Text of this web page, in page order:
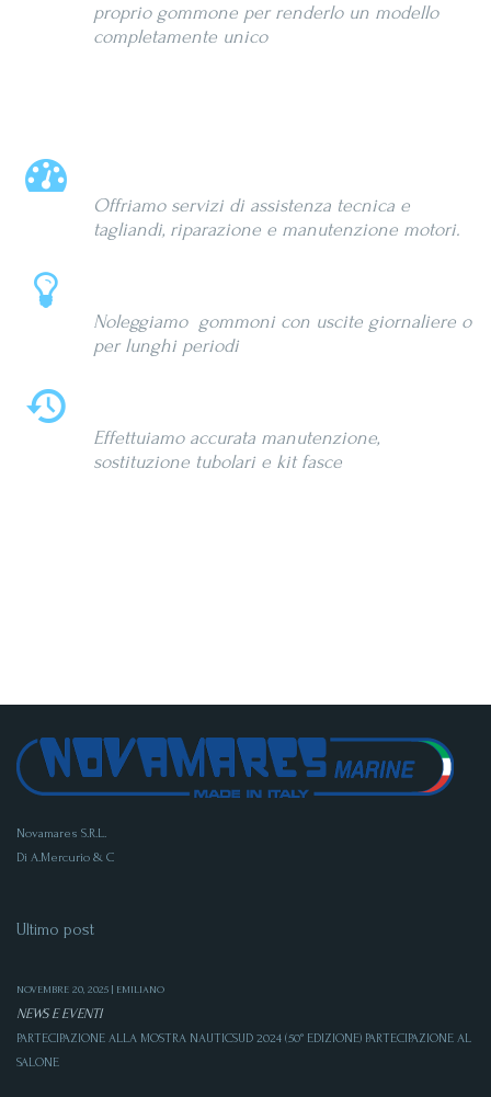
proprio gommone per renderlo un modello
completamente unico
Offriamo servizi di assistenza tecnica e
tagliandi, riparazione e manutenzione motori.
Noleggiamo gommoni con uscite giornaliere o
per lunghi periodi
Effettuiamo accurata manutenzione,
sostituzione tubolari e kit fasce
Novamares S.R.L.
Di A.Mercurio & C
Ultimo post
NOVEMBRE 20, 2025 | EMILIANO
NEWS E EVENTI
PARTECIPAZIONE ALLA MOSTRA NAUTICSUD 2024 (50° EDIZIONE) PARTECIPAZIONE AL
SALONE